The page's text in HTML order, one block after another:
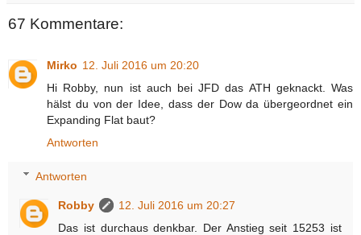
67 Kommentare:
Mirko 12. Juli 2016 um 20:20
Hi Robby, nun ist auch bei JFD das ATH geknackt. Was
hälst du von der Idee, dass der Dow da übergeordnet ein
Expanding Flat baut?
Antworten
Antworten
Robby
12. Juli 2016 um 20:27
Das ist durchaus denkbar. Der Anstieg seit 15253 ist